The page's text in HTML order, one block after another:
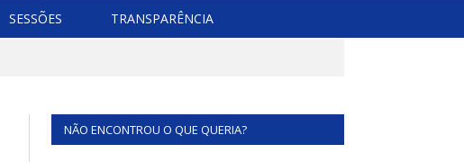
SESSÕES TRANSPARÊNCIA
NÃO ENCONTROU O QUE QUERIA?